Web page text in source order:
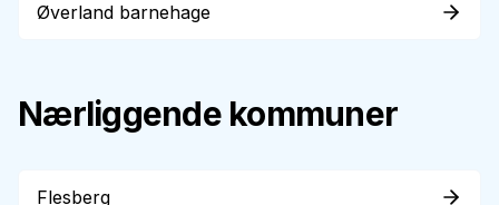
Øverland barnehage
Nærliggende kommuner
Flesberg